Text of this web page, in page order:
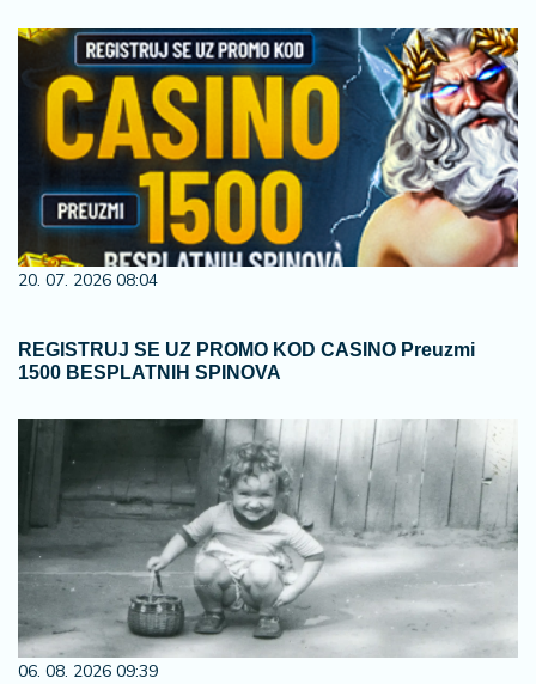
20. 07. 2026 08:04
REGISTRUJ SE UZ PROMO KOD CASINO Preuzmi
1500 BESPLATNIH SPINOVA
06. 08. 2026 09:39